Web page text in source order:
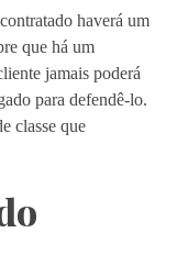
haverá um
que há um
jamais poderá
para defendê-lo.
classe que